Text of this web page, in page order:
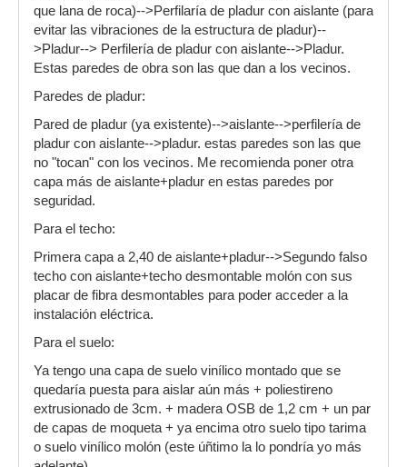
que lana de roca)-->Perfilaría de pladur con aislante (para
evitar las vibraciones de la estructura de pladur)--
>Pladur--> Perfilería de pladur con aislante-->Pladur.
Estas paredes de obra son las que dan a los vecinos.
Paredes de pladur:
Pared de pladur (ya existente)-->aislante-->perfilería de
pladur con aislante-->pladur. estas paredes son las que
no "tocan" con los vecinos. Me recomienda poner otra
capa más de aislante+pladur en estas paredes por
seguridad.
Para el techo:
Primera capa a 2,40 de aislante+pladur-->Segundo falso
techo con aislante+techo desmontable molón con sus
placar de fibra desmontables para poder acceder a la
instalación eléctrica.
Para el suelo:
Ya tengo una capa de suelo vinílico montado que se
quedaría puesta para aislar aún más + poliestireno
extrusionado de 3cm. + madera OSB de 1,2 cm + un par
de capas de moqueta + ya encima otro suelo tipo tarima
o suelo vinílico molón (este úñtimo la lo pondría yo más